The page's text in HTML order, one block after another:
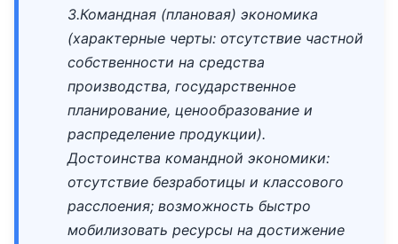
3.Командная (плановая) экономика
(характерные черты: отсутствие частной
собственности на средства
производства, государственное
планирование, ценообразование и
распределение продукции).
Достоинства командной экономики:
отсутствие безработицы и классового
расслоения; возможность быстро
мобилизовать ресурсы на достижение